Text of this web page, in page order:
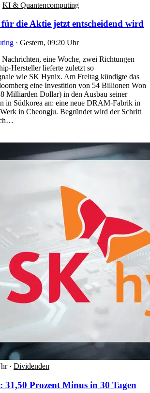
KI & Quantencomputing
die Aktie jetzt entscheidend wird
· Gestern, 09:20 Uhr
eine Woche, zwei Richtungen
Hersteller lieferte zuletzt so
wie SK Hynix. Am Freitag kündigte das
eine Investition von 54 Billionen Won
Milliarden Dollar) in den Ausbau seiner
in Südkorea an: eine neue DRAM-Fabrik in
in Cheongju. Begründet wird der Schritt
· Dividenden
Prozent Minus in 30 Tagen